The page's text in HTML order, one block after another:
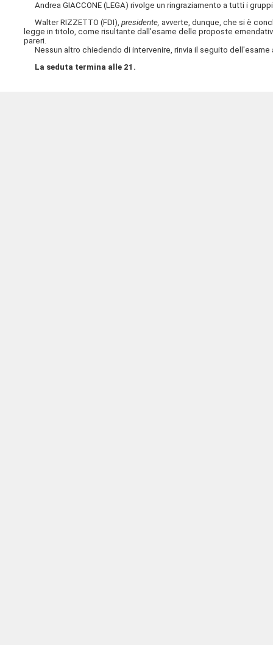
Andrea GIACCONE (LEGA) rivolge un ringraziamento a tutti i
Walter RIZZETTO (FDI), presidente, avverte, dunque, che si è
legge in titolo, come risultante dall'esame delle proposte
pareri.
Nessun altro chiedendo di intervenire, rinvia il seguito dell'esame
La seduta termina alle 21.